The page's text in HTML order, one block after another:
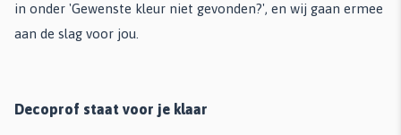
in onder 'Gewenste kleur niet gevonden?', en wij gaan ermee
aan de slag voor jou.
Decoprof staat voor je klaar